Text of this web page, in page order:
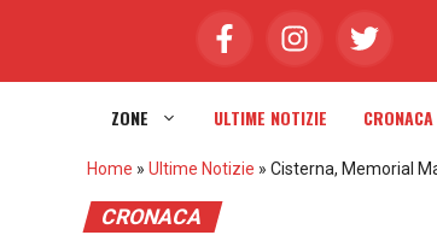
ZONE ULTIME NOTIZIE CRONACA
Home » Ultime Notizie » Cisterna, Memorial
CRONACA